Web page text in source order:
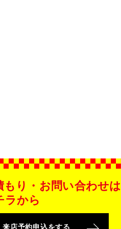
もり・お問い合わせは
ラから
来店予約申込をする